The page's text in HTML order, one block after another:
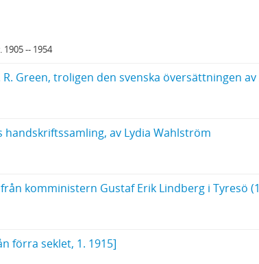
-- 1954
av Lydia Wahlström
förra seklet, 1. 1915]